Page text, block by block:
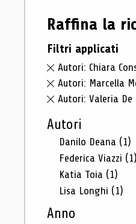
Raffina la
Filtri applicati
Autori: Chiara
Autori: Marcella
Autori: Valeria De
Autori
Danilo Deana (1)
Federica Viazzi (1)
Katia Toia (1)
Lisa Longhi (1)
Anno